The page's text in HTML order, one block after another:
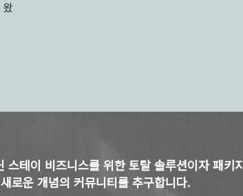
왔
스테이 비즈니스를 위한 토탈 솔루션이자 패키지
로운 개념의 커뮤니티를 추구합니다.